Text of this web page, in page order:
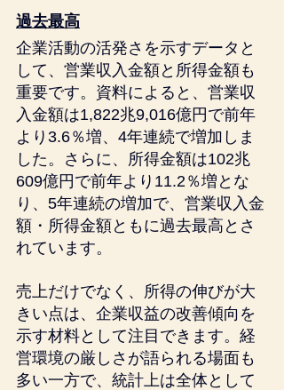
過去最高
企業活動の活発さを示すデータと
して、営業収入金額と所得金額も
重要です。資料によると、営業収
入金額は1,822兆9,016億円で前年
より3.6％増、4年連続で増加しま
した。さらに、所得金額は102兆
609億円で前年より11.2％増とな
り、5年連続の増加で、営業収入金
額・所得金額ともに過去最高とさ
れています。
売上だけでなく、所得の伸びが大
きい点は、企業収益の改善傾向を
示す材料として注目できます。経
営環境の厳しさが語られる場面も
多い一方で、統計上は全体として